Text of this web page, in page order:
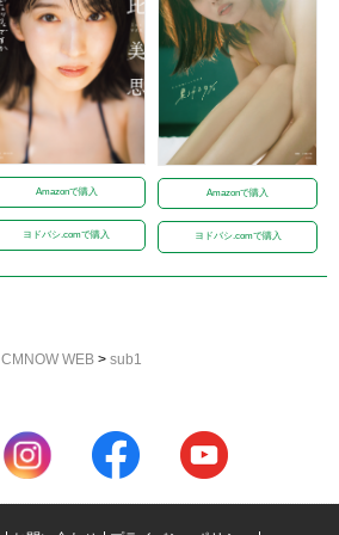
Amazonで購入
ヨドバシ.comで購入
Amazonで購入
ヨドバシ.comで購入
CMNOW WEB > sub1